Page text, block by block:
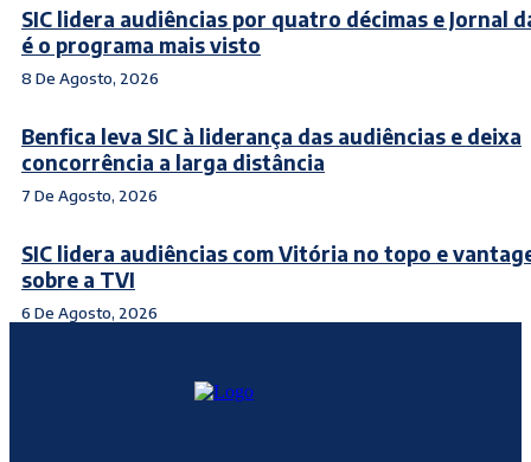
SIC lidera audiências por quatro décimas e Jornal
é o programa mais visto
8 De Agosto, 2026
Benfica leva SIC à liderança das audiências e deixa
concorrência a larga distância
7 De Agosto, 2026
SIC lidera audiências com Vitória no topo e
sobre a TVI
6 De Agosto, 2026